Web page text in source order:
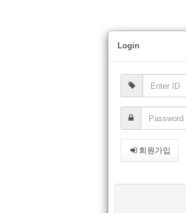
Login
회원가입